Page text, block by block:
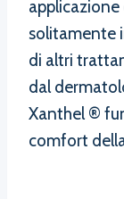
solitamente
di altri
dal
Xanthel ®
comfort